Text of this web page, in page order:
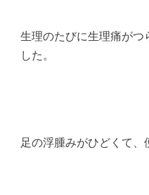
生理のたびに生理痛がつ
した。
足の浮腫みがひどくて、